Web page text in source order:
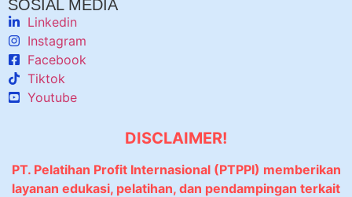
SOSIAL MEDIA
Linkedin
Instagram
Facebook
Tiktok
Youtube
DISCLAIMER!
PT. Pelatihan Profit Internasional (PTPPI) memberikan
layanan edukasi, pelatihan, dan pendampingan terkait